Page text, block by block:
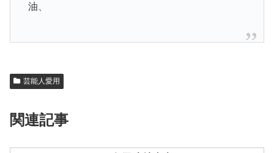
油、
芸能人愛用
関連記事